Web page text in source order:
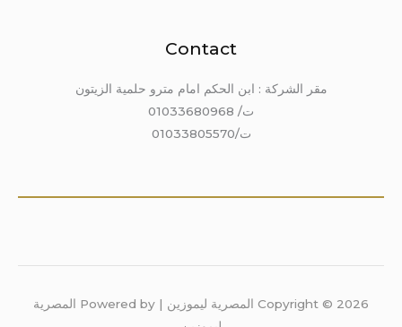
Contact
مقر الشركة : ابن الحكم امام مترو حلمية الزيتون
ت/ 01033680968
ت/01033805570
Copyright © 2026 المصرية ليموزين | Powered by المصرية